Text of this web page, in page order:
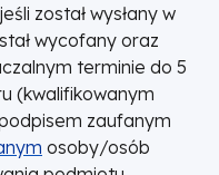
został wysłany w
wycofany oraz
terminie do 5
(kwalifikowanym
zaufanym
Otworzy
osoby/osób